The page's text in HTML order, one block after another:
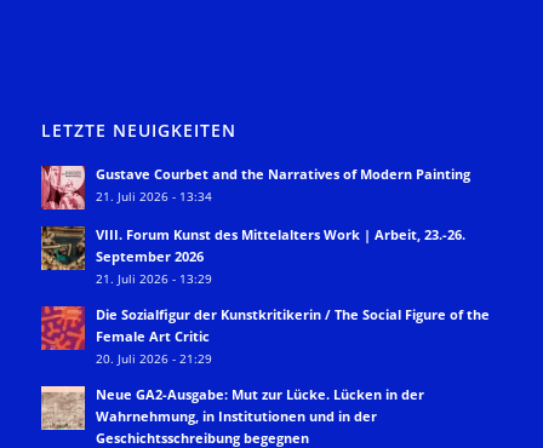
LETZTE NEUIGKEITEN
Gustave Courbet and the Narratives of Modern Painting
21. Juli 2026 - 13:34
VIII. Forum Kunst des Mittelalters Work | Arbeit, 23.-26.
September 2026
21. Juli 2026 - 13:29
Die Sozialfigur der Kunstkritikerin / The Social Figure of the
Female Art Critic
20. Juli 2026 - 21:29
Neue GA2-Ausgabe: Mut zur Lücke. Lücken in der
Wahrnehmung, in Institutionen und in der
Geschichtsschreibung begegnen